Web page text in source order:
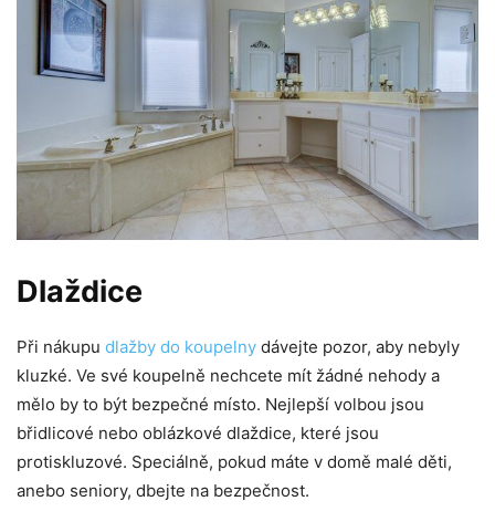
Dlaždice
Při nákupu dlažby do koupelny dávejte pozor, aby nebyly
kluzké. Ve své koupelně nechcete mít žádné nehody a
mělo by to být bezpečné místo. Nejlepší volbou jsou
břidlicové nebo oblázkové dlaždice, které jsou
protiskluzové. Speciálně, pokud máte v domě malé děti,
anebo seniory, dbejte na bezpečnost.